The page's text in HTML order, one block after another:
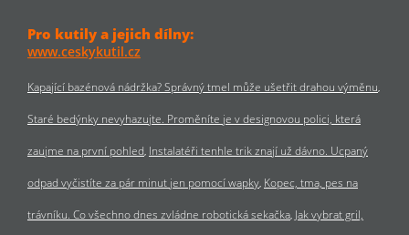
Pro kutily a jejich dílny:
www.ceskykutil.cz
Kapající bazénová nádržka? Správný tmel může ušetřit drahou výměnu
Staré bedýnky nevyhazujte. Proměníte je v designovou polici, která
zaujme na první pohled Instalatéři tenhle trik znají už dávno. Ucpaný
odpad vyčistíte za pár minut jen pomocí wapky Kopec, tma, pes na
trávníku. Co všechno dnes zvládne robotická sekačka Jak vybrat gril,